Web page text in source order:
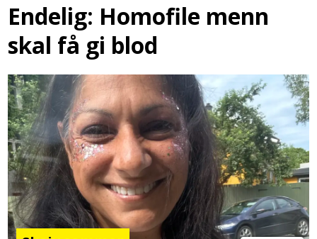
Endelig: Homofile menn
skal få gi blod